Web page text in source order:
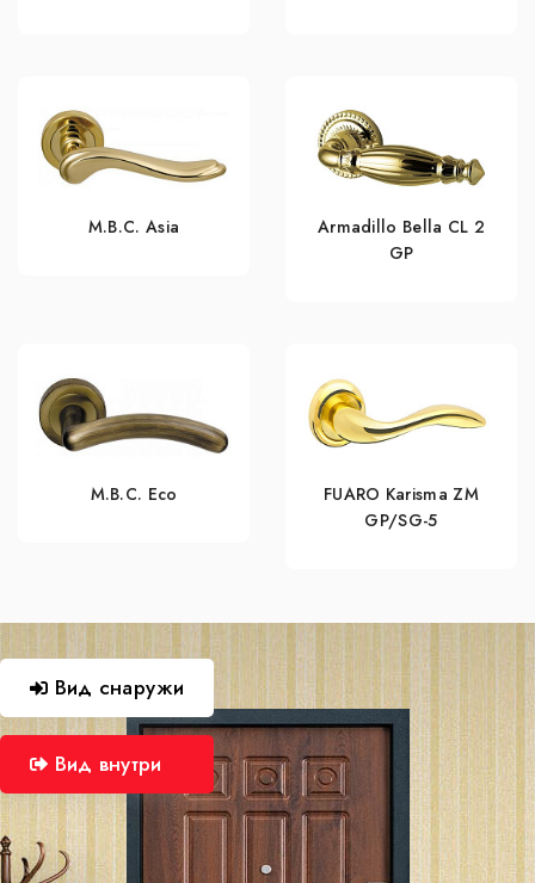
M.B.C. Asia
Armadillo Bella CL 2
GP
M.B.C. Eco
FUARO Karisma ZM
GP/SG-5
Вид снаружи
Вид внутри